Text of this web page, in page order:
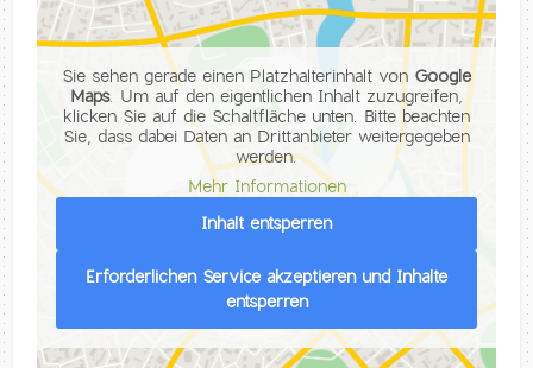
Sie sehen gerade einen Platzhalterinhalt von Google
Maps. Um auf den eigentlichen Inhalt zuzugreifen,
klicken Sie auf die Schaltfläche unten. Bitte beachten
Sie, dass dabei Daten an Drittanbieter weitergegeben
werden.
Mehr Informationen
Inhalt entsperren
Erforderlichen Service akzeptieren und Inhalte
entsperren